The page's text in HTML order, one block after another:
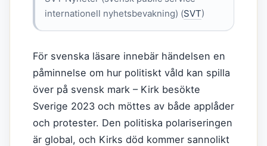
internationell nyhetsbevakning) (SVT)
För svenska läsare innebär händelsen en
påminnelse om hur politiskt våld kan spilla
över på svensk mark – Kirk besökte
Sverige 2023 och möttes av både applåder
och protester. Den politiska polariseringen
är global, och Kirks död kommer sannolikt